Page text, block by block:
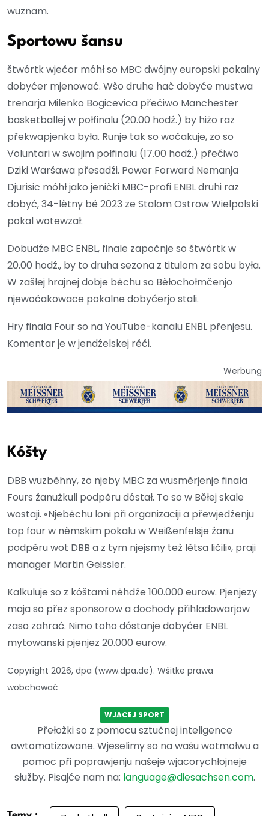
wuznam.
Sportowu šansu
štwórtk wječor móhł so MBC dwójny europski pokalny
dobyćer mjenować. Wšo druhe hač dobyće mustwa
trenarja Milenko Bogicevica přećiwo Manchester
basketballej w połfinalu (20.00 hodź.) by hižo raz
překwapjenka była. Runje tak so wočakuje, zo so
Voluntari w swojim połfinalu (17.00 hodź.) přećiwo
Dziki Waršawa přesadźi. Power Forward Nemanja
Djurisic móhł jako jenički MBC-profi ENBL druhi raz
dobyć, 34-lětny bě 2023 ze Stalom Ostrow Wielpolski
pokal wotewzał.
Dobudźe MBC ENBL, finale započnje so štwórtk w
20.00 hodź., by to druha sezona z titulom za sobu była.
W zašłej hrajnej dobje běchu so Běłochołmčenjo
njewočakowace pokalne dobyćerjo stali.
Hry finala Four so na YouTube-kanalu ENBL přenjesu.
Komentar je w jendźelskej rěči.
Werbung
Kóšty
DBB wuzběhny, zo njeby MBC za wusměrjenje finala
Fours žanužkuli podpěru dóstał. To so w Běłej skale
wostaji. «Njeběchu loni při organizaciji a přewjedźenju
top four w němskim pokalu w Weißenfelsje žanu
podpěru wot DBB a z tym njejsmy tež lětsa ličili», praji
manager Martin Geissler.
Kalkuluje so z kóštami něhdźe 100.000 eurow. Pjenjezy
maja so přez sponsorow a dochody přihladowarjow
zaso zahrać. Nimo toho dóstanje dobyćer ENBL
mytowanski pjenjez 20.000 eurow.
Copyright 2026, dpa (www.dpa.de). Wšitke prawa
wobchować
WJACEJ SPORT
Přełožki so z pomocu sztučnej inteligence
awtomatizowane. Wjeselimy so na wašu wotmołwu a
pomoc při poprawjenju našeje wjacorychłojneje
słužby. Pisajće nam na: language@diesachsen.com.